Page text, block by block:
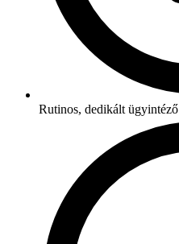
Rutinos, dedikált ügyintéző